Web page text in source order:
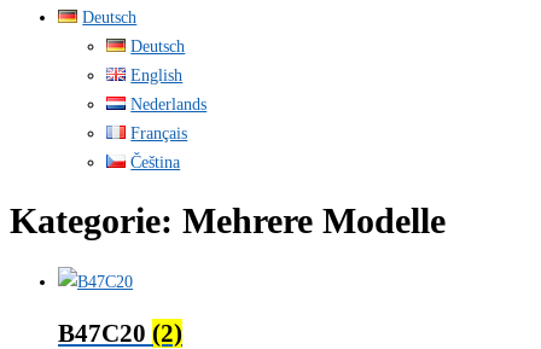
Deutsch
Deutsch
English
Nederlands
Français
Čeština
Kategorie: Mehrere Modelle
B47C20 (2)